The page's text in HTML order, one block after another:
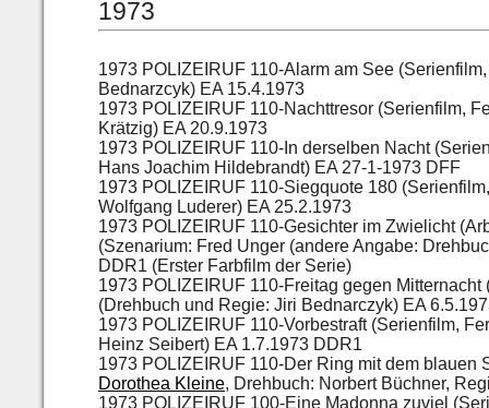
1973
1973 POLIZEIRUF 110-Alarm am See
Bednarzcyk) EA 15.4.1973
1973 POLIZEIRUF 110-Nachttresor (Serienfilm,
Krätzig) EA 20.9.1973
1973 POLIZEIRUF 110-In derselben Nacht
Hans Joachim Hildebrandt) EA 27-1-1973 DFF
1973 POLIZEIRUF 110-Siegquote 180
Wolfgang Luderer) EA 25.2.1973
1973 POLIZEIRUF 110-Gesichter im Zwielicht
(Szenarium: Fred Unger (andere Angabe:
DDR1 (Erster Farbfilm der Serie)
1973 POLIZEIRUF 110-Freitag gegen
(Drehbuch und Regie: Jiri Bednarczyk) EA
1973 POLIZEIRUF 110-Vorbestraft (Serienfilm,
Heinz Seibert) EA 1.7.1973 DDR1
1973 POLIZEIRUF 110-Der Ring mit dem
Dorothea Kleine, Drehbuch: Norbert Büchner,
1973 POLIZEIRUF 100-Eine Madonna zuviel